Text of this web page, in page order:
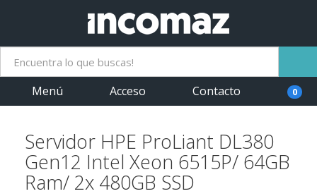
Menú Acceso Contacto 0
Servidor HPE ProLiant DL380
Gen12 Intel Xeon 6515P/ 64GB
Ram/ 2x 480GB SSD